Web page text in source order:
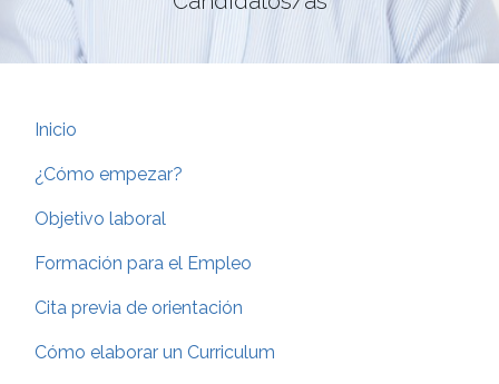
Inicio
¿Cómo empezar?
Objetivo laboral
Formación para el Empleo
Cita previa de orientación
Cómo elaborar un Curriculum